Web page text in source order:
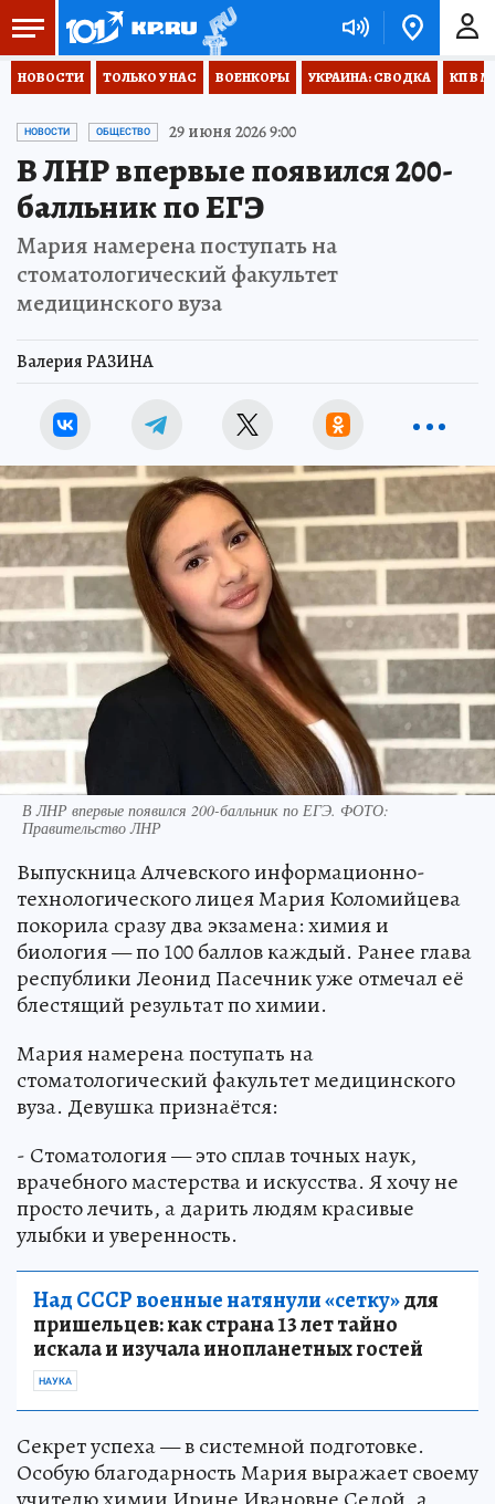
НОВОСТИ ТОЛЬКО У НАС ВОЕНКОРЫ УКРАИНА: СВОДКА КП В
НОВОСТИ ОБЩЕСТВО 29 июня 2026 9:00
В ЛНР впервые появился 200-
балльник по ЕГЭ
Мария намерена поступать на
стоматологический факультет
медицинского вуза
Валерия РАЗИНА
В ЛНР впервые появился 200-балльник по ЕГЭ. ФОТО:
Правительство ЛНР
Выпускница Алчевского информационно-
технологического лицея Мария Коломийцева
покорила сразу два экзамена: химия и
биология — по 100 баллов каждый. Ранее глава
республики Леонид Пасечник уже отмечал её
блестящий результат по химии.
Мария намерена поступать на
стоматологический факультет медицинского
вуза. Девушка признаётся:
- Стоматология — это сплав точных наук,
врачебного мастерства и искусства. Я хочу не
просто лечить, а дарить людям красивые
улыбки и уверенность.
Над СССР военные натянули «сетку»для
пришельцев: как страна 13 лет тайно
искала и изучала инопланетных гостей
НАУКА
Секрет успеха — в системной подготовке.
Особую благодарность Мария выражает своему